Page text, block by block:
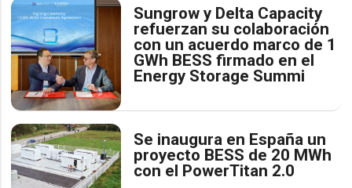
Sungrow y Delta Capacity
refuerzan su colaboración
con un acuerdo marco de 1
GWh BESS firmado en el
Energy Storage Summi
Se inaugura en España un
proyecto BESS de 20 MWh
con el PowerTitan 2.0